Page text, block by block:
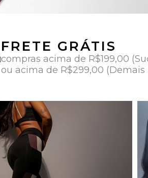
FRETE GRÁTIS
compras acima de R$199,00
ou acima de R$299,00 (Demais